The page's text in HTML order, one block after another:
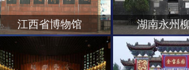
江西省博物馆 湖南永州